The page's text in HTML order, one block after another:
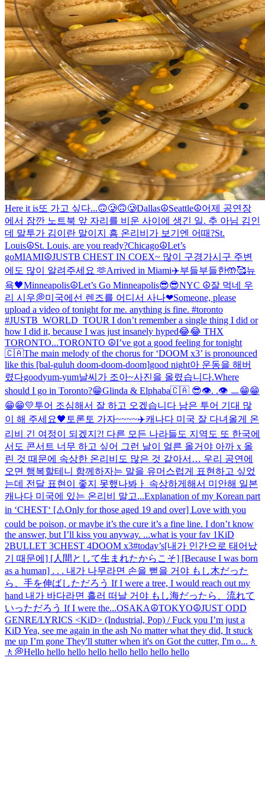
Here it is또 가고 싶다...🙃🥲🙃🥲Dallas☮️Seattle☮️어제 공연장
에서 잠깐 노트북 앞 자리를 비운 사이에 생긴 일. 추 아님 김인
데 말투가 김이란 말이지 흠 온리비가 보기엔 어때?St.
Louis☮️St. Louis, are you ready?Chicago☮️Let’s
goMIAMI☮️JUSTB CHEST IN COEX~ 많이 구경가시구 주변
에도 많이 알려주세요 🫶Arrived in Miami✈️부들부들한🤲🥰뉴
욕🖤Minneapolis☮️Let’s Go Minneapolis😎😎NYC ☮️잘 먹네 우
리 시우💭미국에선 렌즈를 어디서 사나❤Someone, please
upload a video of tonight for me. anything is fine. #toronto
#JUSTB_WORLD_TOUR I don’t remember a single thing I did or
how I did it, because I was just insanely hyped😂😂 THX
TORONTO...TORONTO ☮️I’ve got a good feeling for tonight
🇨🇦The main melody of the chorus for ‘DOOM x3’ is pronounced
like this [bal-guluh doom-doom-doom]good night아 운동을 해버
렸다goodyum-yum날씨가 조아~사진을 올렸습니다.Where
should I go in Toronto?😁Glinda & Elphaba🇨🇦 😎👁️. .👁️ ㅡ😁😁
😁😁💛투어 조심해서 잘 하고 오겠습니다 남은 투어 기대 많
이 해 주세요🖤 토론토 가자~~~~✈️캐나다 미국 잘 다녀올게 온
리비 긴 여정이 되겠지?! 다른 모든 나라들도 지역도 또 한국에
서도 콘서트 너무 하고 싶어 그런 날이 얼른 올거야 아까 x 올
린 것 때문에 속상한 온리비도 많은 것 같아서… 우리 공연에
오면 행복할테니 함께하자는 말을 유머스럽게 표현하고 싶었
는데 전달 표현이 좋지 못했나봐ㅏ 속상하게해서 미안해 일본
캐나다 미국에 있는 온리비 말고...Explanation of my Korean part
in ‘CHEST‘ [⚠️Only for those aged 19 and over] Love with you
could be poison, or maybe it’s the cure it’s a fine line. I don’t know
the answer, but I’ll kiss you anyway. ...what is your fav 1KiD
2BULLET 3CHEST 4DOOM x3#today’s[내가 인간으로 태어났
기 때문에] [人間として生まれたからこそ] [Because I was born
as a human] . . . 내가 나무라면 손을 뻗을 거야 もし木だった
ら、手を伸ばしただろう If I were a tree, I would reach out my
hand 내가 바다라면 흘러 떠날 거야 もし海だったら、流れて
いっただろう If I were the...OSAKA☮️TOKYO☮️JUST ODD
GENRE/LYRICS <KiD> (Industrial, Pop) / Fuck you I’m just a
KiD Yea, see me again in the ash No matter what they did, It stuck
me up I’m gone They'll stutter when it's on Got the cutter, I'm o... 🚶
🚶💭Hello hello hello hello hello hello hello hello